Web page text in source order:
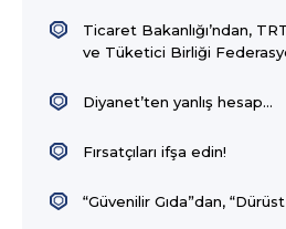
Ticaret Bakanlığı’ndan,
ve Tüketici Birliği
Diyanet’ten yanlış hesap…
Fırsatçıları ifşa edin!
“Güvenilir Gıda”dan, “Dürüst